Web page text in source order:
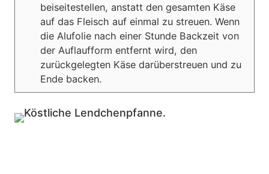
beiseitestellen, anstatt den gesamten Käse
auf das Fleisch auf einmal zu streuen. Wenn
die Alufolie nach einer Stunde Backzeit von
der Auflaufform entfernt wird, den
zurückgelegten Käse darüberstreuen und zu
Ende backen.